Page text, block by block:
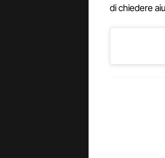
di chiedere